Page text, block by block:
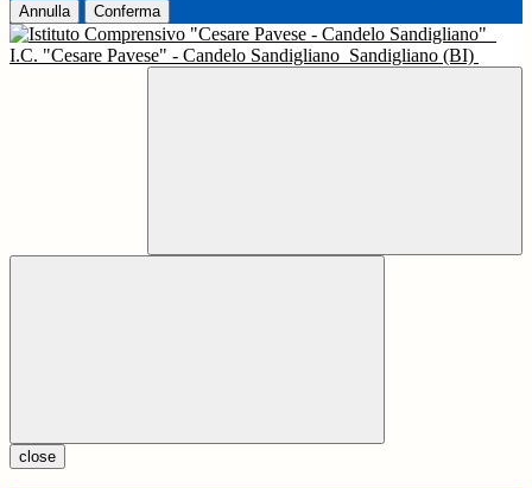
Annulla Conferma
I.C. "Cesare Pavese" - Candelo Sandigliano Sandigliano (BI)
close